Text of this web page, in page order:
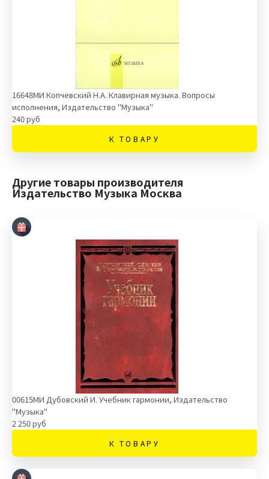
16648МИ Копчевский Н.А. Клавирная музыка. Вопросы
исполнения, Издательство "Музыка"
240 руб
К ТОВАРУ
Другие товары производителя
Издательство Музыка Москва
00615МИ Дубовский И. Учебник гармонии, Издательство
"Музыка"
2 250 руб
К ТОВАРУ